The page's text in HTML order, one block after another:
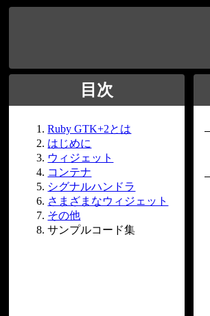
目次
Ruby GTK+2とは
はじめに
ウィジェット
コンテナ
シグナルハンドラ
さまざまなウィジェット
その他
サンプルコード集